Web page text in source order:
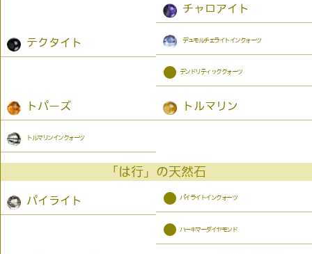
チャロアイト
テクタイト デュモルチェライトインクォーツ
● デンドリティッククォーツ
トパーズ トルマリン
トルマリンインクォーツ
「は行」の天然石
パイライト ● パイライトインクォーツ
● ハーキマーダイヤモンド